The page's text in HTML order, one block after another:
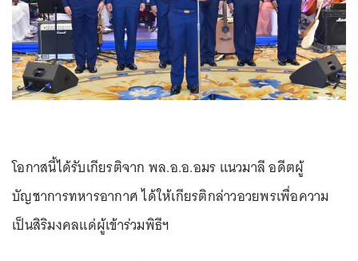
โอกาสนี้ได้รับเกียรติจาก พล.อ.อ.อมร แนวมาลี อดีตผู้
บัญชาการทหารอากาศ ได้ให้เกียรติกล่าวอวยพรเพื่อความ
เป็นสิริมงคลแด่ผู้เข้าร่วมพิธีฯ